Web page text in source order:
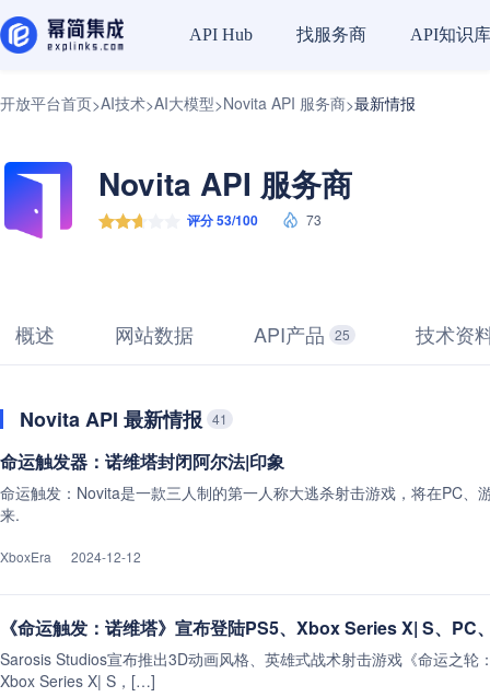
API Hub 找服务商 API知识库
开放平台首页>AI技术>AI大模型>Novita API 服务商>最新情报
Novita API 服务商
评分 53/100 73
概述 网站数据 API产品 25 技术资
Novita API 最新情报 41
命运触发器：诺维塔封闭阿尔法|印象
命运触发：Novita是一款三人制的第一人称大逃杀射击游戏，将在PC、
来.
XboxEra 2024-12-12
《命运触发：诺维塔》宣布登陆PS5、Xbox Series X| S、
Sarosis Studios宣布推出3D动画风格、英雄式战术射击游戏《命运之轮
Xbox Series X| S，[…]